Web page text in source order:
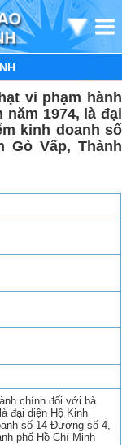
vi phạm hành
1974, là đại
kinh doanh số
Gò Vấp, Thành
chính đối với bà
đại diện Hộ Kinh
số 14 Đường số 4,
phố Hồ Chí Minh